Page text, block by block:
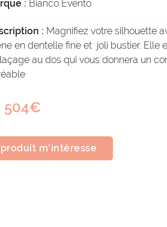
: Bianco Evento
: Magnifiez votre silhouette
en dentelle fine et joli bustier. Elle
au dos qui vous donnera un
504€
m'intéresse